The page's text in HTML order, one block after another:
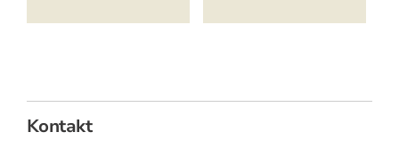
Kontakt